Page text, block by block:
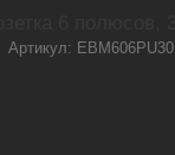
Артикул: EBM606PU30